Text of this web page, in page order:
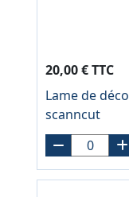
20,00 € TTC
Lame de
scanncut